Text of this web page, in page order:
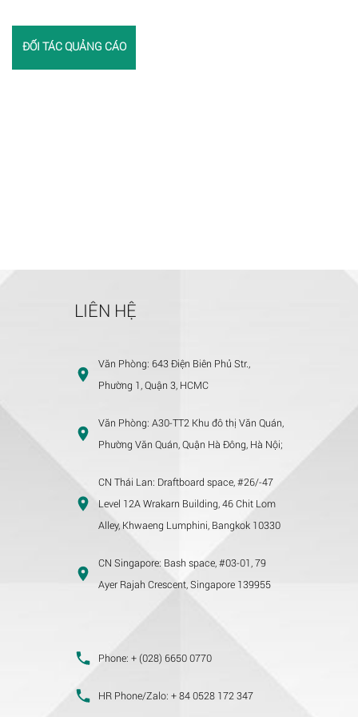
ĐỐI TÁC QUẢNG CÁO
LIÊN HỆ
Văn Phòng: 643 Điện Biên Phủ Str.,
Phường 1, Quận 3, HCMC
Văn Phòng: A30-TT2 Khu đô thị Văn Quán,
Phường Văn Quán, Quận Hà Đông, Hà Nội;
CN Thái Lan: Draftboard space, #26/-47
Level 12A Wrakarn Building, 46 Chit Lom
Alley, Khwaeng Lumphini, Bangkok 10330
CN Singapore: Bash space, #03-01, 79
Ayer Rajah Crescent, Singapore 139955
Phone: + (028) 6650 0770
HR Phone/Zalo: + 84 0528 172 347